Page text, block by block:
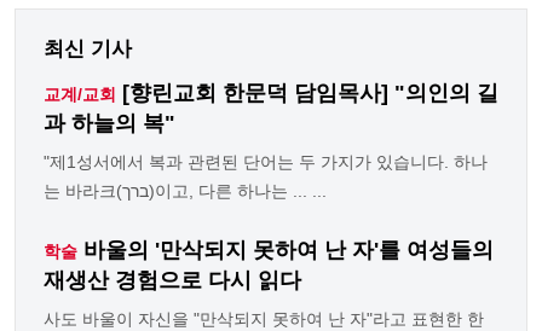
최신 기사
교계/교회
[향린교회 한문덕 담임목사] "의인의 길
과 하늘의 복"
"제1성서에서 복과 관련된 단어는 두 가지가 있습니다. 하나
는 바라크(ברך)이고, 다른 하나는 ... ...
학술 바울의 '만삭되지 못하여 난 자'를 여성들의
재생산 경험으로 다시 읽다
사도 바울이 자신을 "만삭되지 못하여 난 자"라고 표현한 한